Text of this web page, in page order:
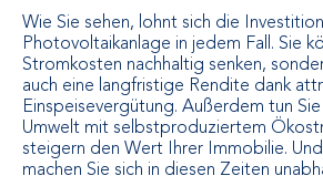
Wie Sie sehen, lohnt sich die
Photovoltaikanlage in jedem Fall. Sie
Stromkosten nachhaltig senken,
auch eine langfristige Rendite dank
Einspeisevergütung. Außerdem tun
Umwelt mit selbstproduziertem
steigern den Wert Ihrer Immobilie.
machen Sie sich in diesen Zeiten